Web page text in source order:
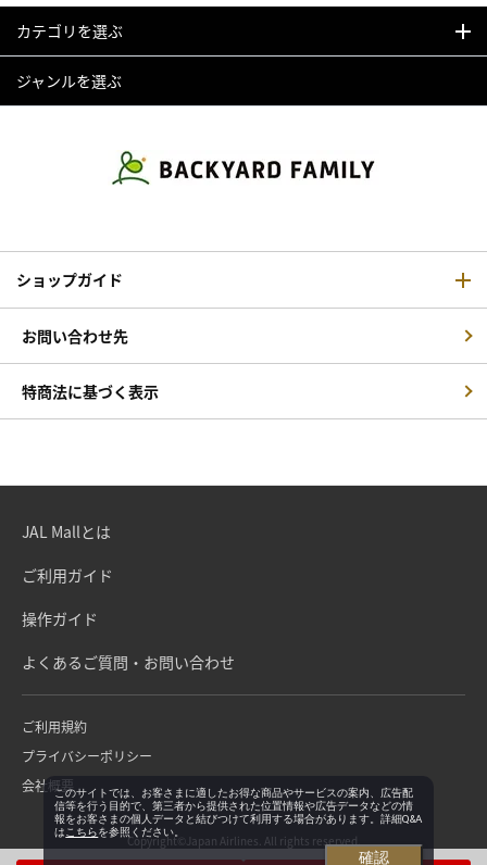
カテゴリを選ぶ
ジャンルを選ぶ
ショップガイド
お問い合わせ先
特商法に基づく表示
JAL Mallとは
ご利用ガイド
操作ガイド
よくあるご質問・お問い合わせ
ご利用規約
プライバシーポリシー
会社概要
Copyright©Japan Airlines. All rights reserved.
このサイトでは、お客さまに適したお得な商品やサービスの案内、広告配
信等を行う目的で、第三者から提供された位置情報や広告データなどの情
報をお客さまの個人データと結びつけて利用する場合があります。詳細Q&A
は こちらを参照ください。
確認